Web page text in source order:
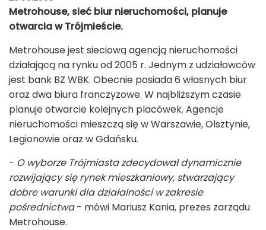
Metrohouse, sieć biur nieruchomości, planuje
otwarcia w Trójmieście.
Metrohouse jest sieciową agencją nieruchomości
działającą na rynku od 2005 r. Jednym z udziałowców
jest bank BZ WBK. Obecnie posiada 6 własnych biur
oraz dwa biura franczyzowe. W najbliższym czasie
planuje otwarcie kolejnych placówek. Agencje
nieruchomości mieszczą się w Warszawie, Olsztynie,
Legionowie oraz w Gdańsku.
- O wyborze Trójmiasta zdecydował dynamicznie
rozwijający się rynek mieszkaniowy, stwarzający
dobre warunki dla działalności w zakresie
pośrednictwa- mówi Mariusz Kania, prezes zarządu
Metrohouse.